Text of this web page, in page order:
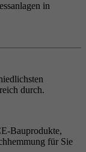
in
durch.
Bauprodukte,
für Sie